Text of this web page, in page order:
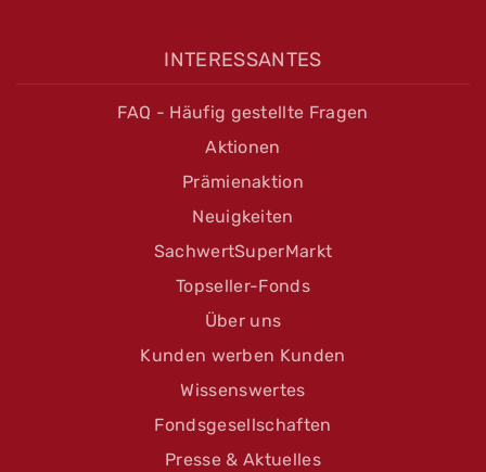
INTERESSANTES
FAQ - Häufig gestellte Fragen
Aktionen
Prämienaktion
Neuigkeiten
SachwertSuperMarkt
Topseller-Fonds
Über uns
Kunden werben Kunden
Wissenswertes
Fondsgesellschaften
Presse & Aktuelles